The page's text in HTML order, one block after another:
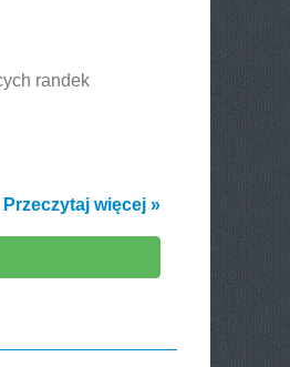
randek
Przeczytaj więcej »